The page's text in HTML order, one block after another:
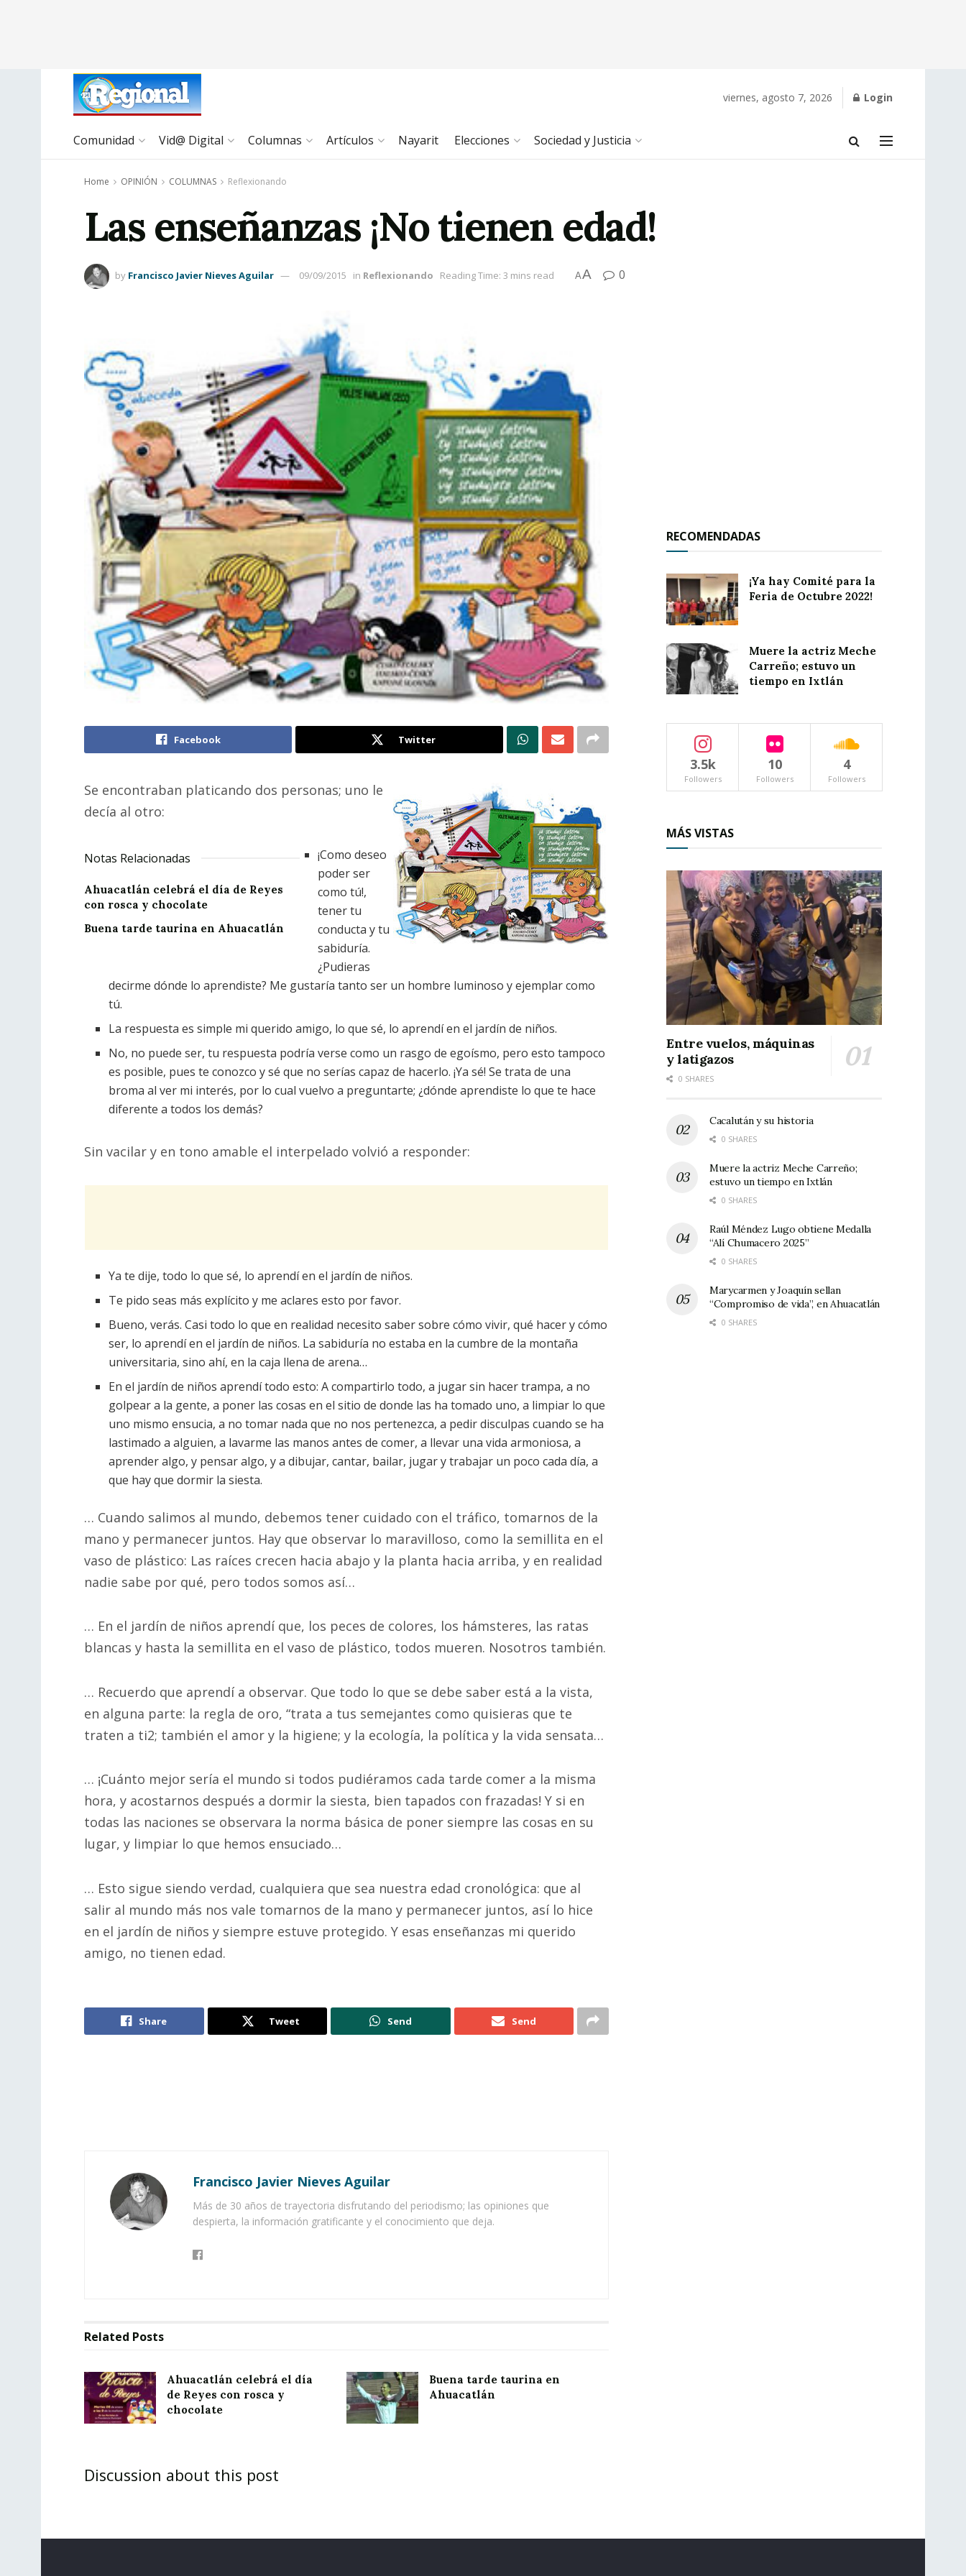
viernes, agosto 7, 2026 Login
Comunidad Vid@ Digital Columnas Artículos Nayarit Elecciones Sociedad y Justicia
Home OPINIÓN COLUMNAS Reflexionando
Las enseñanzas ¡No tienen edad!
by Francisco Javier Nieves Aguilar 09/09/2015 in Reflexionando Reading Time: 3 mins read AA 0
Facebook Twitter
Se encontraban platicando dos personas; uno le
decía al otro:
Notas Relacionadas
Ahuacatlán celebrá el día de Reyes
con rosca y chocolate
Buena tarde taurina en Ahuacatlán
¡Como deseo
poder ser
como tú!,
tener tu
conducta y tu
sabiduría.
¿Pudieras
decirme dónde lo aprendiste? Me gustaría tanto ser un hombre luminoso y ejemplar como
tú.
La respuesta es simple mi querido amigo, lo que sé, lo aprendí en el jardín de niños.
No, no puede ser, tu respuesta podría verse como un rasgo de egoísmo, pero esto tampoco
es posible, pues te conozco y sé que no serías capaz de hacerlo. ¡Ya sé! Se trata de una
broma al ver mi interés, por lo cual vuelvo a preguntarte; ¿dónde aprendiste lo que te hace
diferente a todos los demás?
Sin vacilar y en tono amable el interpelado volvió a responder:
Ya te dije, todo lo que sé, lo aprendí en el jardín de niños.
Te pido seas más explícito y me aclares esto por favor.
Bueno, verás. Casi todo lo que en realidad necesito saber sobre cómo vivir, qué hacer y cómo
ser, lo aprendí en el jardín de niños. La sabiduría no estaba en la cumbre de la montaña
universitaria, sino ahí, en la caja llena de arena…
En el jardín de niños aprendí todo esto: A compartirlo todo, a jugar sin hacer trampa, a no
golpear a la gente, a poner las cosas en el sitio de donde las ha tomado uno, a limpiar lo que
uno mismo ensucia, a no tomar nada que no nos pertenezca, a pedir disculpas cuando se ha
lastimado a alguien, a lavarme las manos antes de comer, a llevar una vida armoniosa, a
aprender algo, y pensar algo, y a dibujar, cantar, bailar, jugar y trabajar un poco cada día, a
que hay que dormir la siesta.
… Cuando salimos al mundo, debemos tener cuidado con el tráfico, tomarnos de la
mano y permanecer juntos. Hay que observar lo maravilloso, como la semillita en el
vaso de plástico: Las raíces crecen hacia abajo y la planta hacia arriba, y en realidad
nadie sabe por qué, pero todos somos así…
… En el jardín de niños aprendí que, los peces de colores, los hámsteres, las ratas
blancas y hasta la semillita en el vaso de plástico, todos mueren. Nosotros también.
… Recuerdo que aprendí a observar. Que todo lo que se debe saber está a la vista,
en alguna parte: la regla de oro, “trata a tus semejantes como quisieras que te
traten a ti2; también el amor y la higiene; y la ecología, la política y la vida sensata…
… ¡Cuánto mejor sería el mundo si todos pudiéramos cada tarde comer a la misma
hora, y acostarnos después a dormir la siesta, bien tapados con frazadas! Y si en
todas las naciones se observara la norma básica de poner siempre las cosas en su
lugar, y limpiar lo que hemos ensuciado…
… Esto sigue siendo verdad, cualquiera que sea nuestra edad cronológica: que al
salir al mundo más nos vale tomarnos de la mano y permanecer juntos, así lo hice
en el jardín de niños y siempre estuve protegido. Y esas enseñanzas mi querido
amigo, no tienen edad.
Share Tweet Send Send
Francisco Javier Nieves Aguilar
Más de 30 años de trayectoria disfrutando del periodismo; las opiniones que
despierta, la información gratificante y el conocimiento que deja.
Related Posts
Ahuacatlán celebrá el día
de Reyes con rosca y
chocolate
Buena tarde taurina en
Ahuacatlán
Discussion about this post
RECOMENDADAS
¡Ya hay Comité para la
Feria de Octubre 2022!
Muere la actriz Meche
Carreño; estuvo un
tiempo en Ixtlán
3.5k
Followers
10
Followers
4
Followers
MÁS VISTAS
Entre vuelos, máquinas
y latigazos
0 SHARES
Cacalután y su historia
0 SHARES
Muere la actriz Meche Carreño;
estuvo un tiempo en Ixtlán
0 SHARES
Raúl Méndez Lugo obtiene Medalla
“Alí Chumacero 2025”
0 SHARES
Marycarmen y Joaquín sellan
“Compromiso de vida”, en Ahuacatlán
0 SHARES